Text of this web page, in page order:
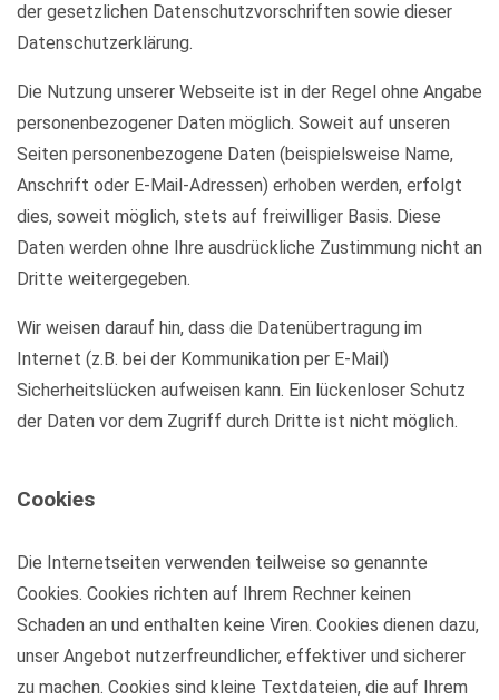
der gesetzlichen Datenschutzvorschriften sowie dieser
Datenschutzerklärung.
Die Nutzung unserer Webseite ist in der Regel ohne Angabe
personenbezogener Daten möglich. Soweit auf unseren
Seiten personenbezogene Daten (beispielsweise Name,
Anschrift oder E-Mail-Adressen) erhoben werden, erfolgt
dies, soweit möglich, stets auf freiwilliger Basis. Diese
Daten werden ohne Ihre ausdrückliche Zustimmung nicht an
Dritte weitergegeben.
Wir weisen darauf hin, dass die Datenübertragung im
Internet (z.B. bei der Kommunikation per E-Mail)
Sicherheitslücken aufweisen kann. Ein lückenloser Schutz
der Daten vor dem Zugriff durch Dritte ist nicht möglich.
Cookies
Die Internetseiten verwenden teilweise so genannte
Cookies. Cookies richten auf Ihrem Rechner keinen
Schaden an und enthalten keine Viren. Cookies dienen dazu,
unser Angebot nutzerfreundlicher, effektiver und sicherer
zu machen. Cookies sind kleine Textdateien, die auf Ihrem